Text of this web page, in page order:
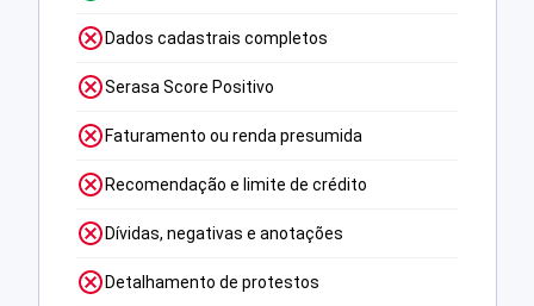
Dados cadastrais completos
Serasa Score Positivo
Faturamento ou renda presumida
Recomendação e limite de crédito
Dívidas, negativas e anotações
Detalhamento de protestos